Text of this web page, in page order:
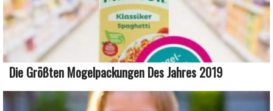
Die Größten Mogelpackungen Des Jahres 2019